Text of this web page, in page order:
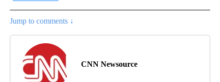
Jump to comments ↓
CNN Newsource